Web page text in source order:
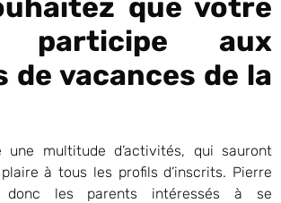
que votre
participe aux
de vacances de la
une multitude d’activités, qui sauront
à tous les profils d’inscrits. Pierre
donc les parents intéressés à se